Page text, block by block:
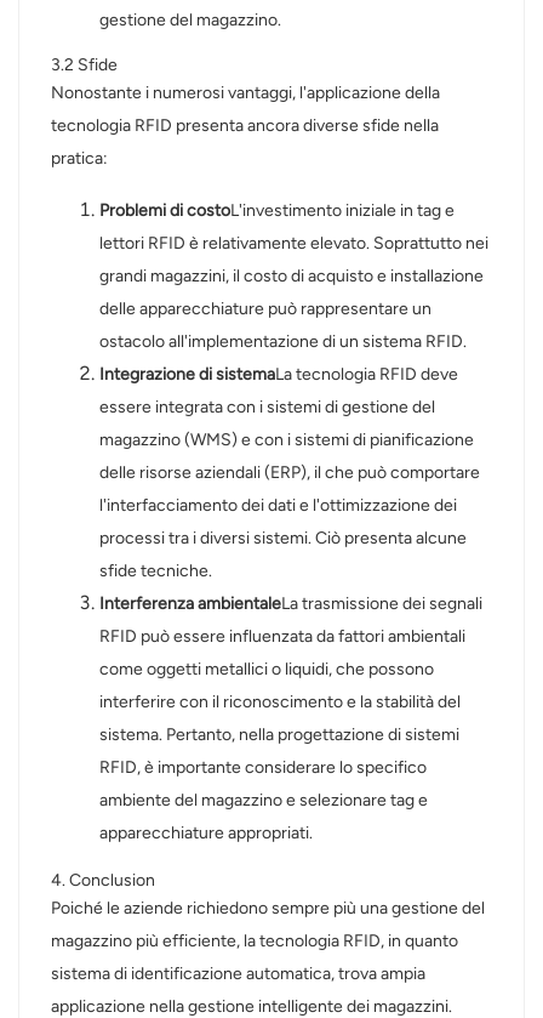
gestione del magazzino.
3.2 Sfide
Nonostante i numerosi vantaggi, l'applicazione della
tecnologia RFID presenta ancora diverse sfide nella
pratica:
Problemi di costoL'investimento iniziale in tag e
lettori RFID è relativamente elevato. Soprattutto nei
grandi magazzini, il costo di acquisto e installazione
delle apparecchiature può rappresentare un
ostacolo all'implementazione di un sistema RFID.
Integrazione di sistemaLa tecnologia RFID deve
essere integrata con i sistemi di gestione del
magazzino (WMS) e con i sistemi di pianificazione
delle risorse aziendali (ERP), il che può comportare
l'interfacciamento dei dati e l'ottimizzazione dei
processi tra i diversi sistemi. Ciò presenta alcune
sfide tecniche.
Interferenza ambientaleLa trasmissione dei segnali
RFID può essere influenzata da fattori ambientali
come oggetti metallici o liquidi, che possono
interferire con il riconoscimento e la stabilità del
sistema. Pertanto, nella progettazione di sistemi
RFID, è importante considerare lo specifico
ambiente del magazzino e selezionare tag e
apparecchiature appropriati.
4. Conclusion
Poiché le aziende richiedono sempre più una gestione del
magazzino più efficiente, la tecnologia RFID, in quanto
sistema di identificazione automatica, trova ampia
applicazione nella gestione intelligente dei magazzini.